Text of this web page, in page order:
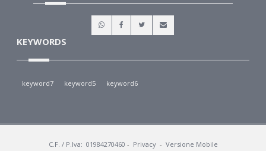
KEYWORDS
keyword7 keyword5 keyword6
C.F. / P.Iva: 01984270460 - Privacy - Versione Mobile